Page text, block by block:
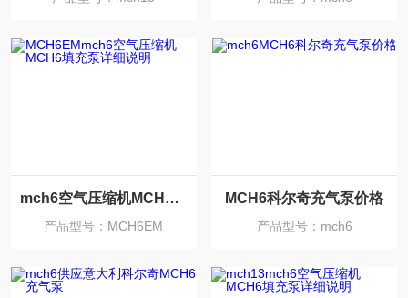
mch6空气压缩机MCH6填充泵详细说明
产品型号：MCH6EM
MCH6科尔奇充气泵价格
产品型号：mch6